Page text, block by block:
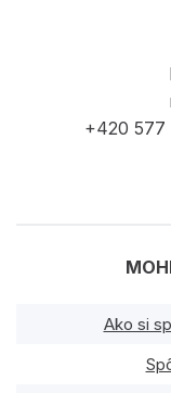
+420 577
Ako si